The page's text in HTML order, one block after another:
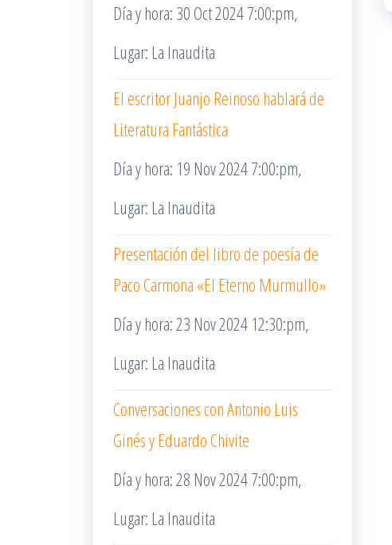
Día y hora: 30 Oct 2024 7:00:pm,
Lugar: La Inaudita
El escritor Juanjo Reinoso hablará de
Literatura Fantástica
Día y hora: 19 Nov 2024 7:00:pm,
Lugar: La Inaudita
Presentación del libro de poesía de
Paco Carmona «El Eterno Murmullo»
Día y hora: 23 Nov 2024 12:30:pm,
Lugar: La Inaudita
Conversaciones con Antonio Luis
Ginés y Eduardo Chivite
Día y hora: 28 Nov 2024 7:00:pm,
Lugar: La Inaudita